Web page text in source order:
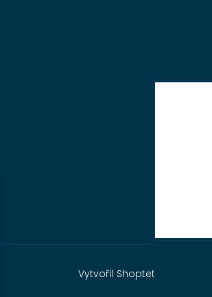
Vytvořil Shoptet